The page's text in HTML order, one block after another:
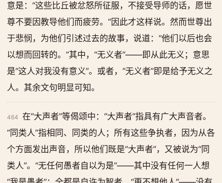
意是：“这些比丘被忿怒所征服，不接受导师的话，愿世
尊不要因教导他们而疲劳。”因此才这样说。然而世尊出
于悲悯，为他们引述过去的故事，说道：“他们以后也会
以想而回转的。”其中，“无义者”——即从此无义；意思
是“这人对我没有意义”。或者，“无义者”即是给予无义之
人。其余文句明显可知。
464
在“大声者”等偈颂中：“大声者”指具有广大声音者。
“同类人”指相同、同类的人；所有这些争执者，因为从各
个方面发出声音，所以他们既是“大声者”，又被说为“同
类人”。“无任何愚者自以为是”——其中没有任何一人想